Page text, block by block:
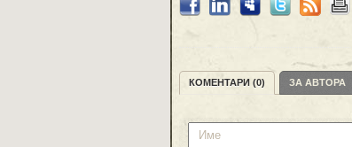
КОМЕНТАРИ (0) ЗА АВТОРА